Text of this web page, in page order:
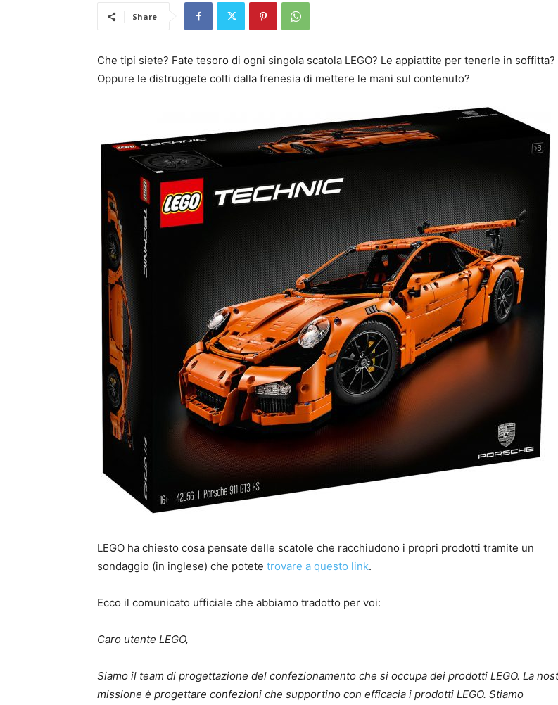
Share
Che tipi siete? Fate tesoro di ogni singola scatola LEGO? Le appiattite per tenerle in soffitta?
Oppure le distruggete colti dalla frenesia di mettere le mani sul contenuto?
LEGO ha chiesto cosa pensate delle scatole che racchiudono i propri prodotti tramite un
sondaggio (in inglese) che potete trovare a questo link.
Ecco il comunicato ufficiale che abbiamo tradotto per voi:
Caro utente LEGO,
Siamo il team di progettazione del confezionamento che si occupa dei prodotti LEGO. La
missione è progettare confezioni che supportino con efficacia i prodotti LEGO. Stiamo